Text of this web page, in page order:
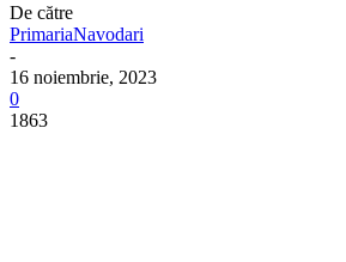
De către
PrimariaNavodari
-
16 noiembrie, 2023
0
1863